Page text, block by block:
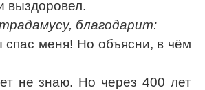
выздоровел.
благодарит:
меня! Но объясни, в чём
не знаю. Но через 400 лет